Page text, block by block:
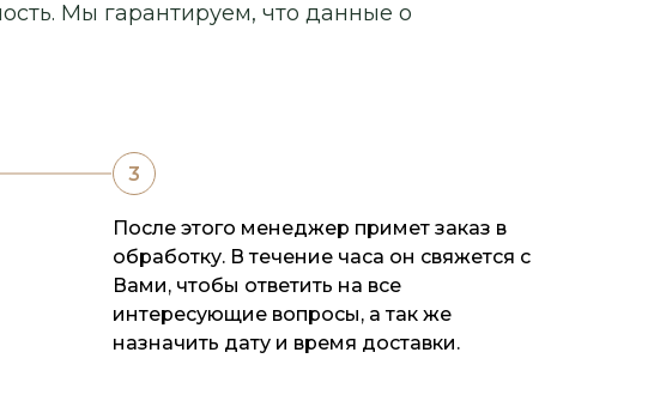
Мы гарантируем, что данные о
После этого менеджер примет заказ в
обработку. В течение часа он свяжется с
Вами, чтобы ответить на все
интересующие вопросы, а так же
назначить дату и время доставки.